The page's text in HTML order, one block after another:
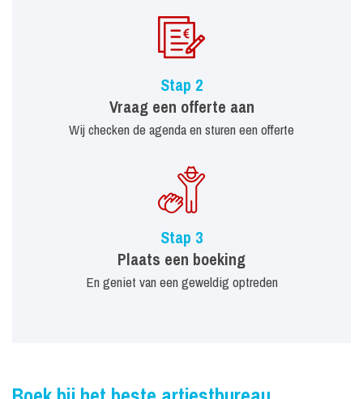
Stap 2
Vraag een offerte aan
Wij checken de agenda en sturen een offerte
Stap 3
Plaats een boeking
En geniet van een geweldig optreden